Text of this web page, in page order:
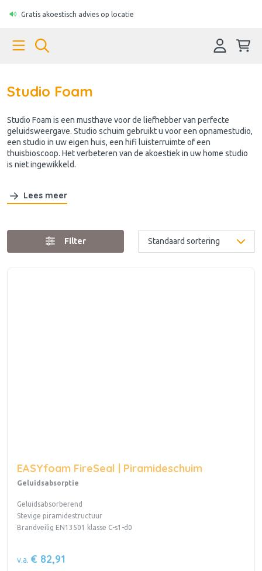
Gratis akoestisch advies op locatie
Studio Foam
Studio Foam is een musthave voor de liefhebber van perfecte
geluidsweergave. Studio schuim gebruikt u voor een opnamestudio,
een studio in uw eigen huis, een hifi luisterruimte of een
thuisbioscoop. Het verbeteren van de akoestiek in uw home studio
is niet ingewikkeld.
Lees meer
Filter
EASYfoam FireSeal | Piramideschuim
Geluidsabsorptie
Geluidsabsorberend
Stevige piramidestructuur
Brandveilig EN13501 klasse C-s1-d0
v.a. € 82,91